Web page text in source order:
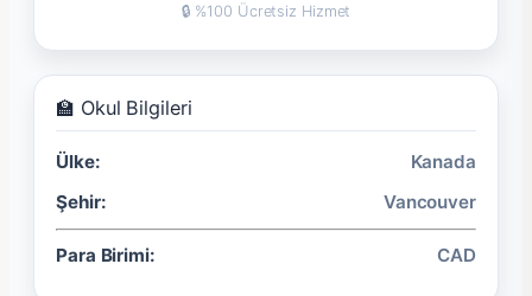
🔒 %100 Ücretsiz Hizmet
🏫 Okul Bilgileri
Ülke:
Kanada
Şehir:
Vancouver
Para Birimi: CAD